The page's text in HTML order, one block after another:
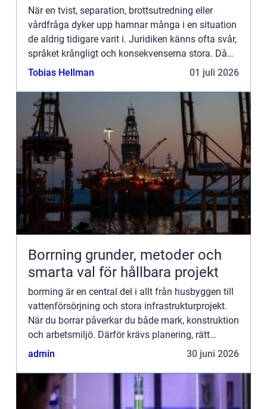
När en tvist, separation, brottsutredning eller
vårdfråga dyker upp hamnar många i en situation
de aldrig tidigare varit i. Juridiken känns ofta svår,
språket krångligt och konsekvenserna stora. Då
blir en trygg och engagerad advokat en avgörande
Tobias Hellman 01 juli 2026
Borrning grunder, metoder och
smarta val för hållbara projekt
borrning är en central del i allt från husbyggen till
vattenförsörjning och stora infrastrukturprojekt.
När du borrar påverkar du både mark, konstruktion
och arbetsmiljö. Därför krävs planering, rätt
utrustning och förståelse för vilka metoder som
admin 30 juni 2026